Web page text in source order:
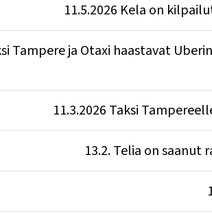
11.5.2026 Kela on
Tampere ja Otaxi haastavat
11.3.2026 Taksi
13.2. Telia on